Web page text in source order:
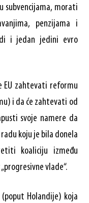
subvencijama, morati
penzijama i
i jedan jedini evro
EU zahtevati reformu
i da će zahtevati od
svoje namere da
koju je bila donela
koaliciju između
vlade“.
Holandije) koja